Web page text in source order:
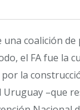
una coalición
el FA fue la
la
–que